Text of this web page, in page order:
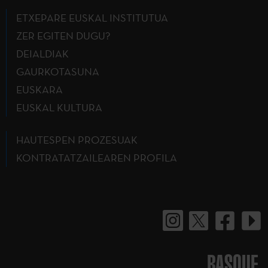
ETXEPARE EUSKAL INSTITUTUA
ZER EGITEN DUGU?
DEIALDIAK
GAURKOTASUNA
EUSKARA
EUSKAL KULTURA
HAUTESPEN PROZESUAK
KONTRATATZAILEAREN PROFILA